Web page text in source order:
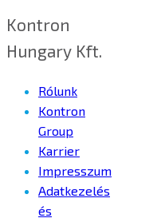
Kontron
Hungary Kft.
Rólunk
Kontron
Group
Karrier
Impresszum
Adatkezelés
és